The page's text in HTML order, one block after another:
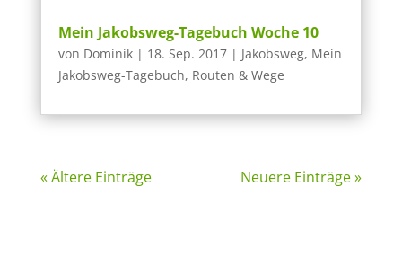
Mein Jakobsweg-Tagebuch Woche 10
von Dominik| 18. Sep. 2017| Jakobsweg, Mein
Jakobsweg-Tagebuch, Routen & Wege
« Ältere Einträge Neuere Einträge »